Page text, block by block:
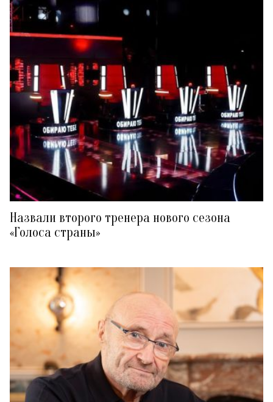
Назвали второго тренера нового сезона
«Голоса страны»